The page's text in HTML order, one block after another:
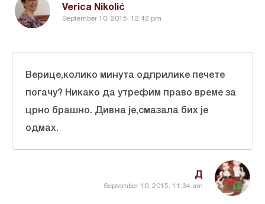
Verica Nikolić
September 10, 2015, 12:42 pm
Д
September 10, 2015, 11:34 am
Верице,колико минута одприлике печете
погачу? Никако да утрефим право време за
црно брашно. Дивна је,смазала бих је
одмах.